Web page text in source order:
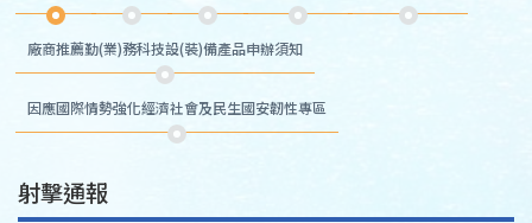
廠商推薦勤(業)務科技設(裝)備產品申辦須知
因應國際情勢強化經濟社會及民生國安韌性專區
射擊通報